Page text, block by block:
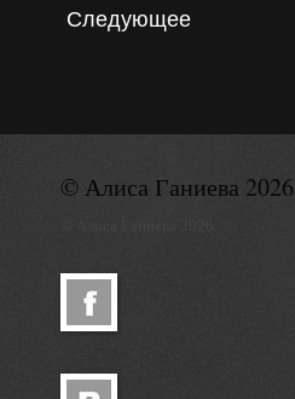
Следующее
© Алиса Ганиева 2026